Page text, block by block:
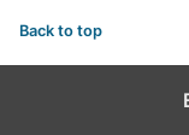
Back to top